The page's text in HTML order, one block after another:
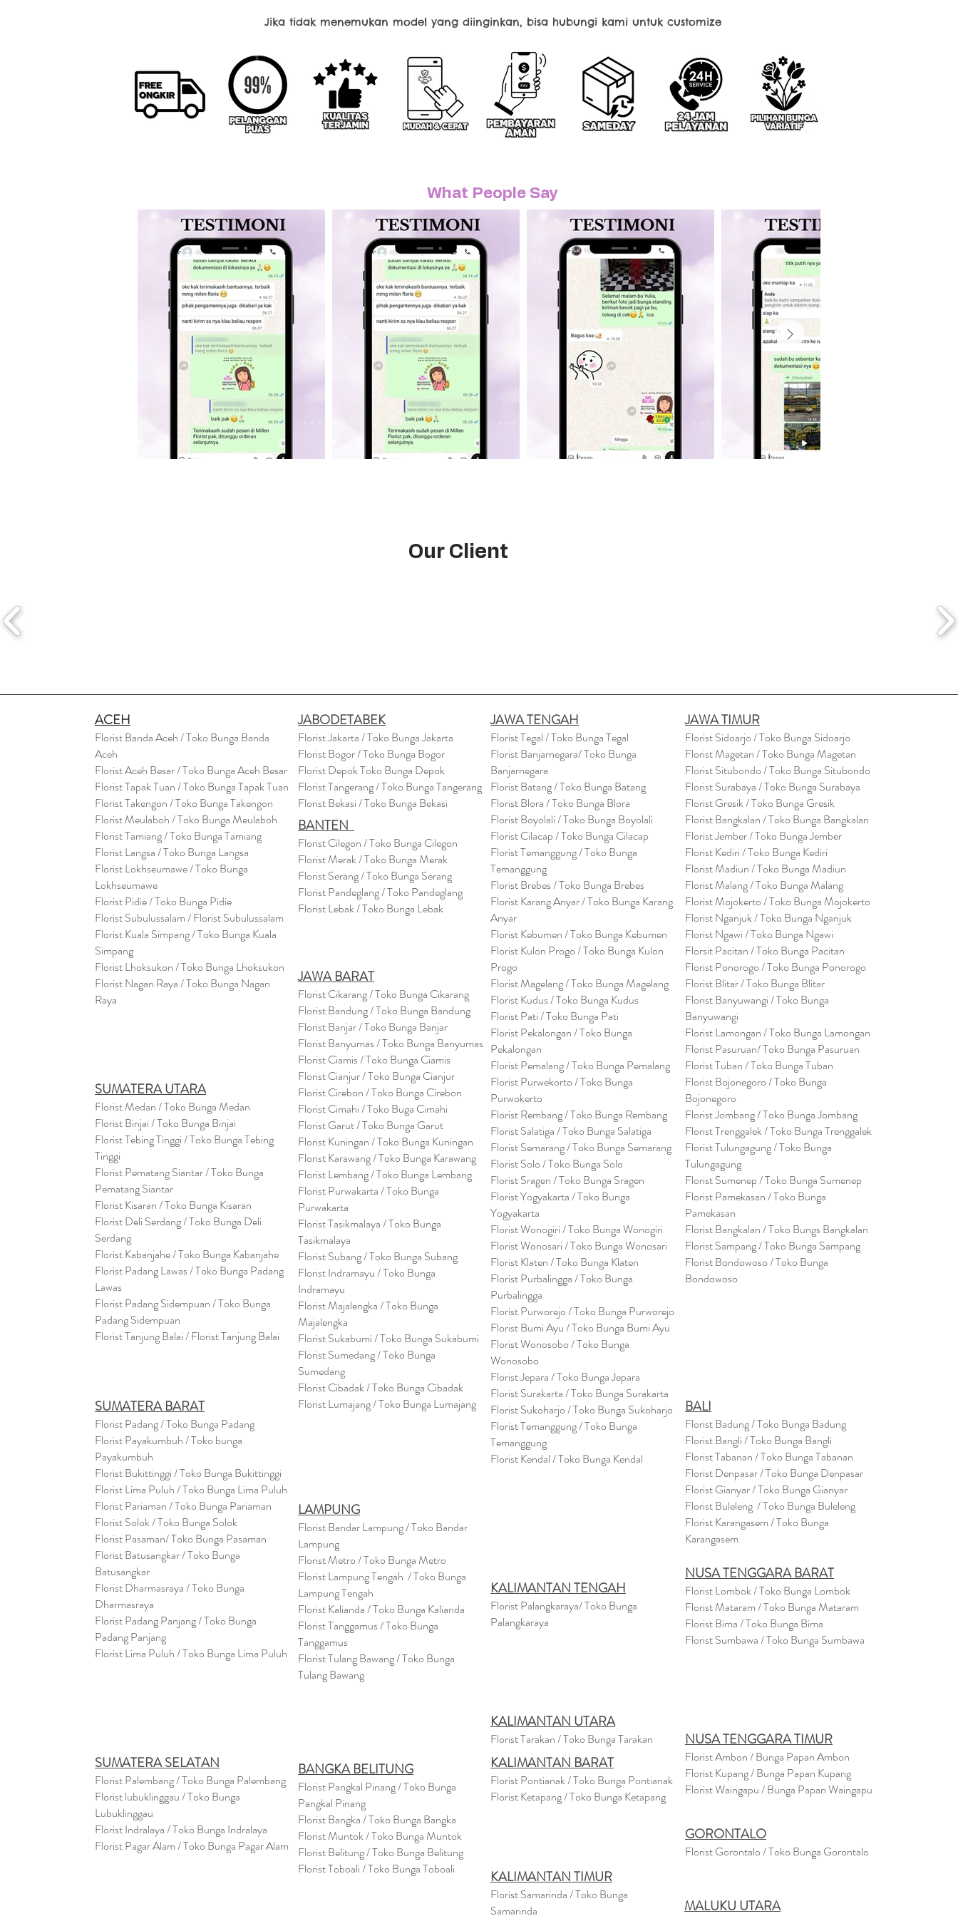
Jika tidak menemukan model yang diinginkan, bisa hubungi kami untuk customize
What People Say
Our Client
ACEH
Florist Banda Aceh / Toko Bunga Banda
Aceh
Florist Aceh Besar / Toko Bunga Aceh Besar
Florist Tapak Tuan / Toko Bunga Tapak Tuan
Florist Takengon / Toko Bunga Takengon
Florist Meulaboh / Toko Bunga Meulaboh
Florist Tamiang / Toko Bunga Tamiang
Florist Langsa / Toko Bunga Langsa
Florist Lokhseumawe / Toko Bunga
Lokhseumawe
Florist Pidie / Toko Bunga Pidie
Florist Subulussalam / Florist Subulussalam
Florist Kuala Simpang / Toko Bunga Kuala
Simpang
Florist Lhoksukon / Toko Bunga Lhoksukon
Florist Nagan Raya / Toko Bunga Nagan
Raya
SUMATERA UTARA
Florist Medan / Toko Bunga Medan
Florist Binjai / Toko Bunga Binjai
Florist Tebing Tinggi / Toko Bunga Tebing
Tinggi
Florist Pematang Siantar / Toko Bunga
Pematang Siantar
Florist Kisaran / Toko Bunga Kisaran
Florist Deli Serdang / Toko Bunga Deli
Serdang
Florist Kabanjahe / Toko Bunga Kabanjahe
Florist Padang Lawas / Toko Bunga Padang
Lawas
Florist Padang Sidempuan / Toko Bunga
Padang Sidempuan
Florist Tanjung Balai / Florist Tanjung Balai
SUMATERA BARAT
Florist Padang / Toko Bunga Padang
Florist Payakumbuh / Toko bunga
Payakumbuh
Florist Bukittinggi / Toko Bunga Bukittinggi
Florist Lima Puluh / Toko Bunga Lima Puluh
Florist Pariaman / Toko Bunga Pariaman
Florist Solok / Toko Bunga Solok
Florist Pasaman/ Toko Bunga Pasaman
Florist Batusangkar / Toko Bunga
Batusangkar
Florist Dharmasraya / Toko Bunga
Dharmasraya
Florist Padang Panjang / Toko Bunga
Padang Panjang
Florist Lima Puluh / Toko Bunga Lima Puluh
JABODETABEK
Florist Jakarta / Toko Bunga Jakarta
Florist Bogor / Toko Bunga Bogor
Florist Depok Toko Bunga Depok
Florist Tangerang / Toko Bunga Tangerang
Florist Bekasi / Toko Bunga Bekasi
BANTEN
Florist Cilegon / Toko Bunga Cilegon
Florist Merak / Toko Bunga Merak
Florist Serang / Toko Bunga Serang
Florist Pandeglang / Toko Pandeglang
Florist Lebak / Toko Bunga Lebak
JAWA BARAT
Florist Cikarang/ Toko Bunga Cikarang
Florist Bandung / Toko Bunga Bandung
Florist Banjar / Toko Bunga Banjar
Florist Banyumas / Toko Bunga Banyumas
Florist Ciamis / Toko Bunga Ciamis
Florist Cianjur / Toko Bunga Cianjur
Florist Cirebon / Toko Bunga Cirebon
Florist Cimahi / Toko Buga Cimahi
Florist Garut / Toko Bunga Garut
Florist Kuningan / Toko Bunga Kuningan
Florist Karawang / Toko Bunga Karawang
Florist Lembang / Toko Bunga Lembang
Florist Purwakarta / Toko Bunga
Purwakarta
Florist Tasikmalaya / Toko Bunga
Tasikmalaya
Florist Subang / Toko Bunga Subang
Florist Indramayu / Toko Bunga
Indramayu
Florist Majalengka / Toko Bunga
Majalengka
Florist Sukabumi / Toko Bunga Sukabumi
Florist Sumedang / Toko Bunga
Sumedang
Florist Cibadak / Toko Bunga Cibadak
Florist Lumajang / Toko Bunga Lumajang
JAWA TENGAH
Florist Tegal / Toko Bunga Tegal
Florist Banjarnegara/ Toko Bunga
Banjarnegara
Florist Batang / Toko Bunga Batang
Florist Blora / Toko Bunga Blora
Florist Boyolali / Toko Bunga Boyolali
Florist Cilacap / Toko Bunga Cilacap
Florist Temanggung / Toko Bunga
Temanggung
Florist Brebes / Toko Bunga Brebes
Florist Karang Anyar / Toko Bunga Karang
Anyar
Florist Kebumen / Toko Bunga Kebumen
Florist Kulon Progo / Toko Bunga Kulon
Progo
Florist Magelang / Toko Bunga Magelang
Florist Kudus / Toko Bunga Kudus
Florist Pati / Toko Bunga Pati
Florist Pekalongan / Toko Bunga
Pekalongan
Florist Pemalang / Toko Bunga Pemalang
Florist Purwekorto / Toko Bunga
Purwokerto
Florist Rembang / Toko Bunga Rembang
Florist Salatiga / Toko Bunga Salatiga
Florist Semarang / Toko Bunga Semarang
Florist Solo / Toko Bunga Solo
Florist Sragen / Toko Bunga Sragen
Florist Yogyakarta / Toko Bunga
Yogyakarta
Florist Wonogiri / Toko Bunga Wonogiri
Florist Wonosari / Toko Bunga Wonosari
Florist Klaten / Toko Bunga Klaten
Florist Purbalingga / Toko Bunga
Purbalingga
Florist Purworejo / Toko Bunga Purworejo
Florist Bumi Ayu / Toko Bunga Bumi Ayu
Florist Wonosobo / Toko Bunga
Wonosobo
Florist Jepara / Toko Bunga Jepara
Florist Surakarta / Toko Bunga Surakarta
Florist Sukoharjo / Toko Bunga Sukoharjo
Florist Temanggung / Toko Bunga
Temanggung
Florist Kendal / Toko Bunga Kendal
LAMPUNG
Florist Bandar Lampung / Toko Bandar
Lampung
Florist Metro / Toko Bunga Metro
Florist Lampung Tengah / Toko Bunga
Lampung Tengah
Florist Kalianda / Toko Bunga Kalianda
Florist Tanggamus / Toko Bunga
Tanggamus
Florist Tulang Bawang / Toko Bunga
Tulang Bawang
KALIMANTAN TENGAH
Florist Palangkaraya/ Toko Bunga
Palangkaraya
JAWA TIMUR
Florist Sidoarjo / Toko Bunga Sidoarjo
Florist Magetan / Toko Bunga Magetan
Florist Situbondo / Toko Bunga Situbondo
Florist Surabaya / Toko Bunga Surabaya
Florist Gresik / Toko Bunga Gresik
FloristBangkalan / Toko Bunga Bangkalan
Florist Jember / Toko Bunga Jember
Florist Kediri / Toko Bunga Kediri
Florist Madiun / Toko Bunga Madiun
Florist Malang / Toko Bunga Malang
Florist Mojokerto / Toko Bunga Mojokerto
Florist Nganjuk / Toko Bunga Nganjuk
Florist Ngawi /Toko Bunga Ngawi
Florsit Pacitan / Toko Bunga Pacitan
Florist Ponorogo / Toko Bunga Ponorogo
Florist Blitar / Toko Bunga Blitar
Florist Banyuwangi / Toko Bunga
Banyuwangi
Florist Lamongan / Toko Bunga Lamongan
Florist Pasuruan/ Toko Bunga Pasuruan
Florist Tuban / Toko Bunga Tuban
Florist Bojonegoro / Toko Bunga
Bojonegoro
Florist Jombang / Toko Bunga Jombang
Florist Trenggalek / Toko Bunga Trenggalek
Florist Tulungagung / Toko Bunga
Tulungagung
Florist Sumenep / Toko Bunga Sumenep
Florist Pamekasan / Toko Bunga
Pamekasan
Florist Bangkalan / Toko Bungs Bangkalan
Florist Sampang / Toko Bunga Sampang
Florist Bondowoso / Toko Bunga
Bondowoso
BALI
Florist Badung / Toko Bunga Badung
Florist Bangli / Toko Bunga Bangli
FloristTabanan/ Toko Bunga Tabanan
Florist Denpasar / Toko Bunga Denpasar
Florist Gianyar / Toko Bunga Gianyar
Florist Buleleng / Toko Bunga Buleleng
Florist Karangasem / Toko Bunga
Karangasem
NUSA TENGGARA BARAT
Florist Lombok / Toko Bunga Lombok
FloristMataram/ Toko Bunga Mataram
Florist Bima / Toko Bunga Bima
Florist Sumbawa / Toko Bunga Sumbawa
KALIMANTAN UTARA
Florist Tarakan / Toko Bunga Tarakan
SUMATERA SELATAN
Florist Palembang / Toko Bunga Palembang
Florist lubuklinggau / Toko Bunga
Lubuklinggau
Florist Indralaya / Toko Bunga Indralaya
Florist Pagar Alam / Toko Bunga Pagar Alam
BANGKA BELITUNG
Florist Pangkal Pinang / Toko Bunga
Pangkal Pinang
Florist Bangka / Toko Bunga Bangka
Florist Muntok / Toko Bunga Muntok
Florist Belitung / Toko Bunga Belitung
Florist Toboali / Toko Bunga Toboali
KALIMANTAN BARAT
Florist Pontianak / Toko Bunga Pontianak
Florist Ketapang / Toko Bunga Ketapang
KALIMANTAN TIMUR
Florist Samarinda / Toko Bunga
Samarinda
NUSA TENGGARA TIMUR
Florist Ambon / Bunga Papan Ambon
Florist Kupang / Bunga Papan Kupang
Florist Waingapu / Bunga Papan Waingapu
GORONTALO
Florist Gorontalo / Toko Bunga Gorontalo
MALUKU UTARA